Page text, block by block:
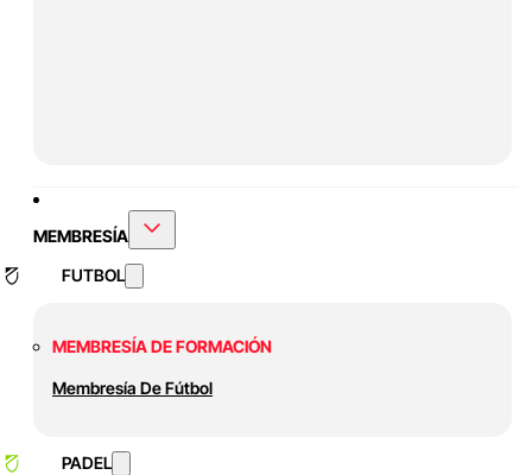
MEMBRESÍA
FUTBOL
MEMBRESÍA DE FORMACIÓN
Membresía De Fútbol
PADEL